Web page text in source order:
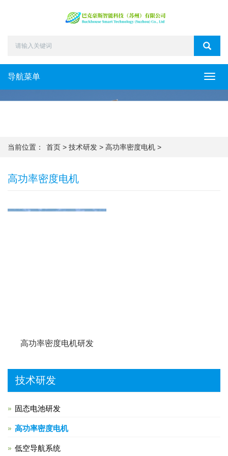
导航菜单
当前位置： 首页 > 技术研发 > 高功率密度电机 >
高功率密度电机
高功率密度电机研发
技术研发
固态电池研发
高功率密度电机
低空导航系统